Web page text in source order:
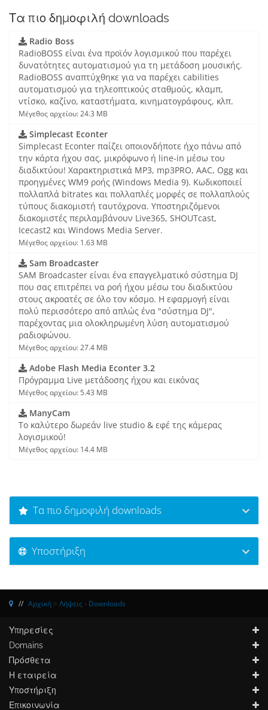
Τα πιο δημοφιλή downloads
Radio Boss
RadioBOSS είναι ένα προϊόν λογισμικού που παρέχει
δυνατότητες αυτοματισμού για τη μετάδοση μουσικής.
RadioBOSS αναπτύχθηκε για να παρέχει cabilities
αυτοματισμού για τηλεοπτικούς σταθμούς, κλαμπ,
ντίσκο, καζίνο, καταστήματα, κινηματογράφους, κλπ.
Μέγεθος αρχείου: 24.3 MB
Simplecast Econter
Simplecast Econter παίζει οποιονδήποτε ήχο πάνω από
την κάρτα ήχου σας, μικρόφωνο ή line-in μέσω του
διαδικτύου! Χαρακτηριστικά MP3, mp3PRO, AAC, Ogg και
προηγμένες WM9 ροής (Windows Media 9). Κωδικοποιεί
πολλαπλά bitrates και πολλαπλές μορφές σε πολλαπλούς
τύπους διακομιστή ταυτόχρονα. Υποστηριζόμενοι
διακομιστές περιλαμβάνουν Live365, SHOUTcast,
Icecast2 και Windows Media Server.
Μέγεθος αρχείου: 1.63 MB
Sam Broadcaster
SAM Broadcaster είναι ένα επαγγελματικό σύστημα DJ
που σας επιτρέπει να ροή ήχου μέσω του διαδικτύου
στους ακροατές σε όλο τον κόσμο. Η εφαρμογή είναι
πολύ περισσότερο από απλώς ένα "σύστημα DJ",
παρέχοντας μια ολοκληρωμένη λύση αυτοματισμού
ραδιοφώνου.
Μέγεθος αρχείου: 27.4 MB
Adobe Flash Media Econter 3.2
Πρόγραμμα Live μετάδοσης ήχου και εικόνας
Μέγεθος αρχείου: 5.43 MB
ManyCam
Το καλύτερο δωρεάν live studio & εφέ της κάμερας
λογισμικού!
Μέγεθος αρχείου: 14.4 MB
Τα πιο δημοφιλή downloads
Υποστήριξη
Αρχική > Λήψεις - Downloads
Υπηρεσίες
Domains
Πρόσθετα
Η εταιρεία
Υποστήριξη
Επικοινωνία